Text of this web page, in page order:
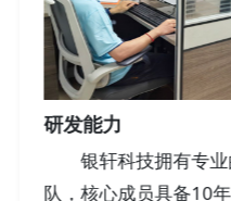
研发能力
银轩科技拥有专
队，核心成员具备10